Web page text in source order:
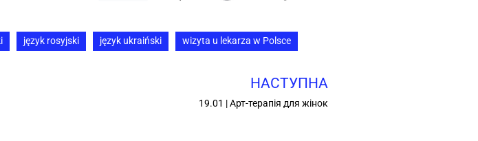
język rosyjski język ukraiński wizyta u lekarza w Polsce
НАСТУПНА
19.01 | Арт-терапія для жінок